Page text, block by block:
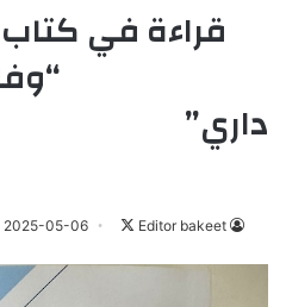
قراءة في كتاب
Editor bakeet
2025-05-06